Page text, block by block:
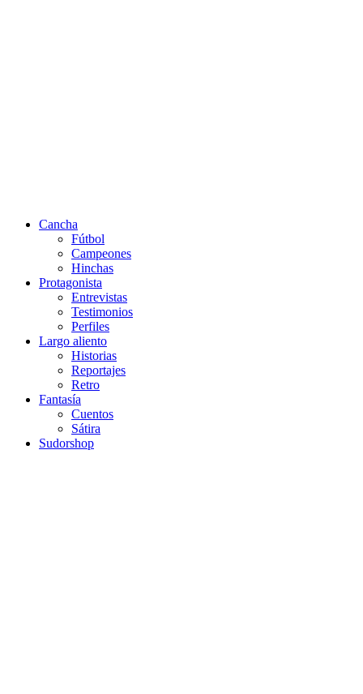
Cancha
Fútbol
Campeones
Hinchas
Protagonista
Entrevistas
Testimonios
Perfiles
Largo aliento
Historias
Reportajes
Retro
Fantasía
Cuentos
Sátira
Sudorshop